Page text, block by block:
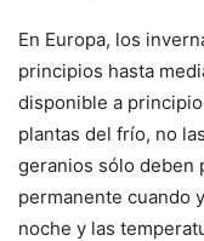
En Europa, los
principios hasta
disponible a
plantas del frío, no
geranios sólo deben
permanente cuando
noche y las